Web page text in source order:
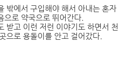
밖에서 구입해야 해서 아내는 혼자
으로 약국으로 뛰어간다.
받고 이런 저런 이야기도 하면서 천
으로 용돌이를 안고 걸어갔다.